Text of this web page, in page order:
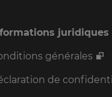
générales
de